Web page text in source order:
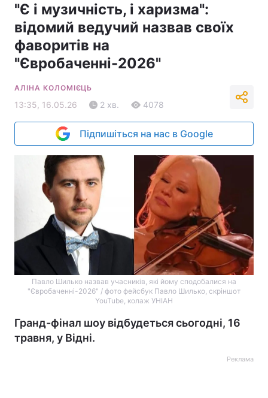
"Є і музичність, і харизма":
відомий ведучий назвав своїх
фаворитів на
"Євробаченні-2026"
АЛІНА КОЛОМІЄЦЬ
13:35, 16.05.26 2 хв. 4078
Підпишіться на нас в Google
Павло Шилько назвав учасників, які йому сподобалися на
"Євробаченні-2026" / фото фейсбук Павло Шилько, скріншот
YouTube, колаж УНІАН
Гранд-фінал шоу відбудеться сьогодні, 16
травня, у Відні.
Реклама